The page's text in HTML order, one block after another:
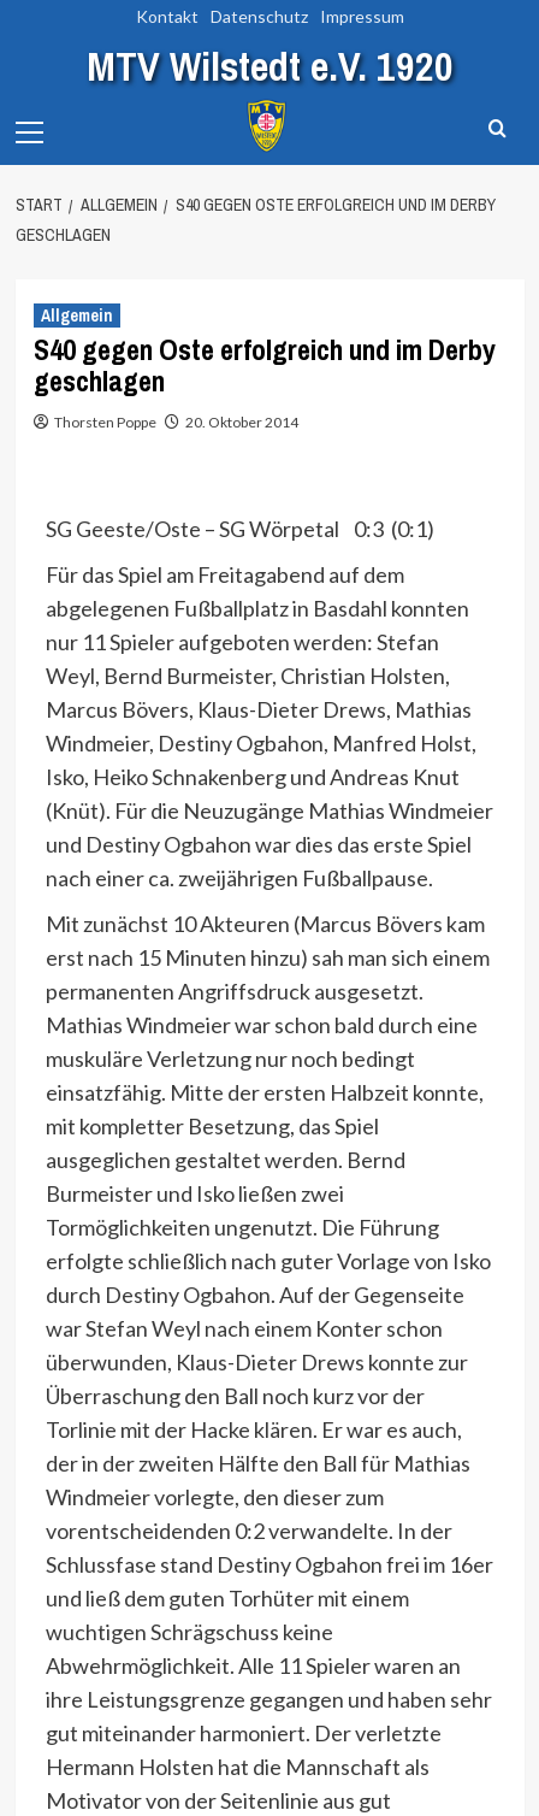
Kontakt Datenschutz Impressum
MTV Wilstedt e.V. 1920
Menu
START ALLGEMEIN
S40 GEGEN OSTE ERFOLGREICH UND IM DERBY
GESCHLAGEN
Allgemein
S40 gegen Oste erfolgreich und im Derby
geschlagen
Thorsten Poppe 20. Oktober 2014
SG Geeste/Oste – SG Wörpetal 0:3 (0:1)
Für das Spiel am Freitagabend auf dem
abgelegenen Fußballplatz in Basdahl konnten
nur 11 Spieler aufgeboten werden: Stefan
Weyl, Bernd Burmeister, Christian Holsten,
Marcus Bövers, Klaus-Dieter Drews, Mathias
Windmeier, Destiny Ogbahon, Manfred Holst,
Isko, Heiko Schnakenberg und Andreas Knut
(Knüt). Für die Neuzugänge Mathias Windmeier
und Destiny Ogbahon war dies das erste Spiel
nach einer ca. zweijährigen Fußballpause.
Mit zunächst 10 Akteuren (Marcus Bövers kam
erst nach 15 Minuten hinzu) sah man sich einem
permanenten Angriffsdruck ausgesetzt.
Mathias Windmeier war schon bald durch eine
muskuläre Verletzung nur noch bedingt
einsatzfähig. Mitte der ersten Halbzeit konnte,
mit kompletter Besetzung, das Spiel
ausgeglichen gestaltet werden. Bernd
Burmeister und Isko ließen zwei
Tormöglichkeiten ungenutzt. Die Führung
erfolgte schließlich nach guter Vorlage von Isko
durch Destiny Ogbahon. Auf der Gegenseite
war Stefan Weyl nach einem Konter schon
überwunden, Klaus-Dieter Drews konnte zur
Überraschung den Ball noch kurz vor der
Torlinie mit der Hacke klären. Er war es auch,
der in der zweiten Hälfte den Ball für Mathias
Windmeier vorlegte, den dieser zum
vorentscheidenden 0:2 verwandelte. In der
Schlussfase stand Destiny Ogbahon frei im 16er
und ließ dem guten Torhüter mit einem
wuchtigen Schrägschuss keine
Abwehrmöglichkeit. Alle 11 Spieler waren an
ihre Leistungsgrenze gegangen und haben sehr
gut miteinander harmoniert. Der verletzte
Hermann Holsten hat die Mannschaft als
Motivator von der Seitenlinie aus gut